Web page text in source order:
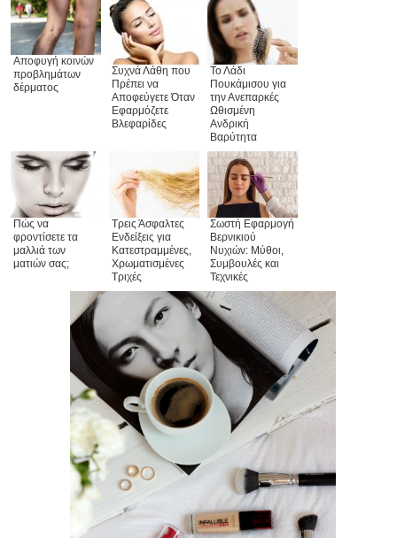
Αποφυγή κοινών
προβλημάτων
δέρματος
Συχνά Λάθη που
Πρέπει να
Αποφεύγετε Όταν
Εφαρμόζετε
Βλεφαρίδες
Το Λάδι
Πουκάμισου για
την Ανεπαρκές
Ωθισμένη
Ανδρική
Βαρύτητα
Πώς να
φροντίσετε τα
μαλλιά των
ματιών σας;
Τρεις Άσφαλτες
Ενδείξεις για
Κατεστραμμένες,
Χρωματισμένες
Τριχές
Σωστή Εφαρμογή
Βερνικιού
Νυχιών: Μύθοι,
Συμβουλές και
Τεχνικές